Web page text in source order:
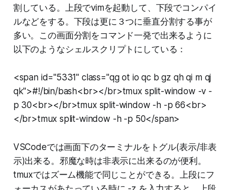
割している。上段でvimを起動して、下段でコンパイ
ルなどをする。下段は更に３つに垂直分割する事が
多い。この画面分割をコマンド一発で出来るように
以下のようなシェルスクリプトにしている：
<span id="5331" class="qg ot io qc b gz qh qi m qj
qk">#!/bin/bash<br></br>tmux split-window -v -
p 30<br></br>tmux split-window -h -p 66<br>
</br>tmux split-window -h -p 50</span>
VSCodeでは画面下のターミナルをトグル(表示/非表
示)出来る。邪魔な時は非表示に出来るのが便利。
tmuxではズーム機能で同じことができる。上段にフ